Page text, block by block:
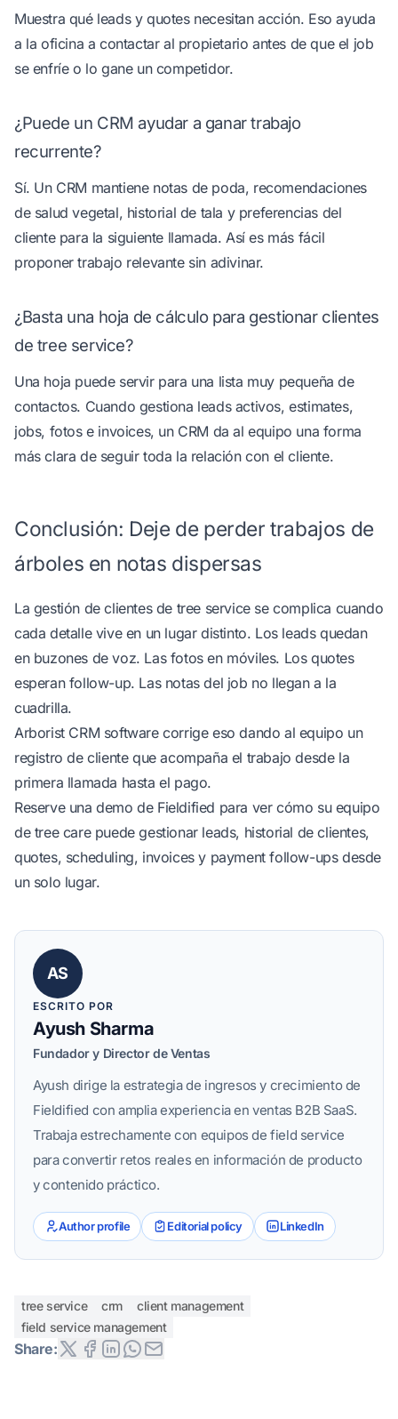
Muestra qué leads y quotes necesitan acción. Eso ayuda
a la oficina a contactar al propietario antes de que el job
se enfríe o lo gane un competidor.
¿Puede un CRM ayudar a ganar trabajo
recurrente?
Sí. Un CRM mantiene notas de poda, recomendaciones
de salud vegetal, historial de tala y preferencias del
cliente para la siguiente llamada. Así es más fácil
proponer trabajo relevante sin adivinar.
¿Basta una hoja de cálculo para gestionar clientes
de tree service?
Una hoja puede servir para una lista muy pequeña de
contactos. Cuando gestiona leads activos, estimates,
jobs, fotos e invoices, un CRM da al equipo una forma
más clara de seguir toda la relación con el cliente.
Conclusión: Deje de perder trabajos de
árboles en notas dispersas
La gestión de clientes de tree service se complica cuando
cada detalle vive en un lugar distinto. Los leads quedan
en buzones de voz. Las fotos en móviles. Los quotes
esperan follow-up. Las notas del job no llegan a la
cuadrilla.
Arborist CRM software corrige eso dando al equipo un
registro de cliente que acompaña el trabajo desde la
primera llamada hasta el pago.
Reserve una demo de Fieldified para ver cómo su equipo
de tree care puede gestionar leads, historial de clientes,
quotes, scheduling, invoices y payment follow-ups desde
un solo lugar.
AS
ESCRITO POR
Ayush Sharma
Fundador y Director de Ventas
Ayush dirige la estrategia de ingresos y crecimiento de
Fieldified con amplia experiencia en ventas B2B SaaS.
Trabaja estrechamente con equipos de field service
para convertir retos reales en información de producto
y contenido práctico.
Author profile Editorial policy LinkedIn
tree service crm
client management
field service management
Share: